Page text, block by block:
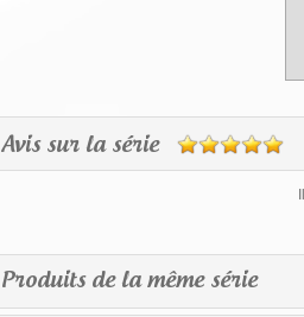
Avis sur la série
Produits de la même série